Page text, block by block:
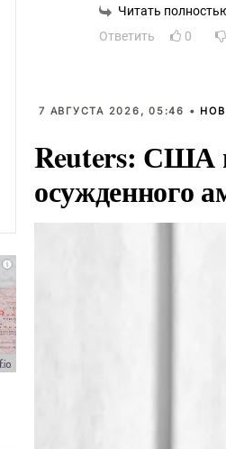
..., предательство...")
Читать
Ответить
0
7 АВГУСТА 2026, 05:46 •
Reuters: США
осужденного